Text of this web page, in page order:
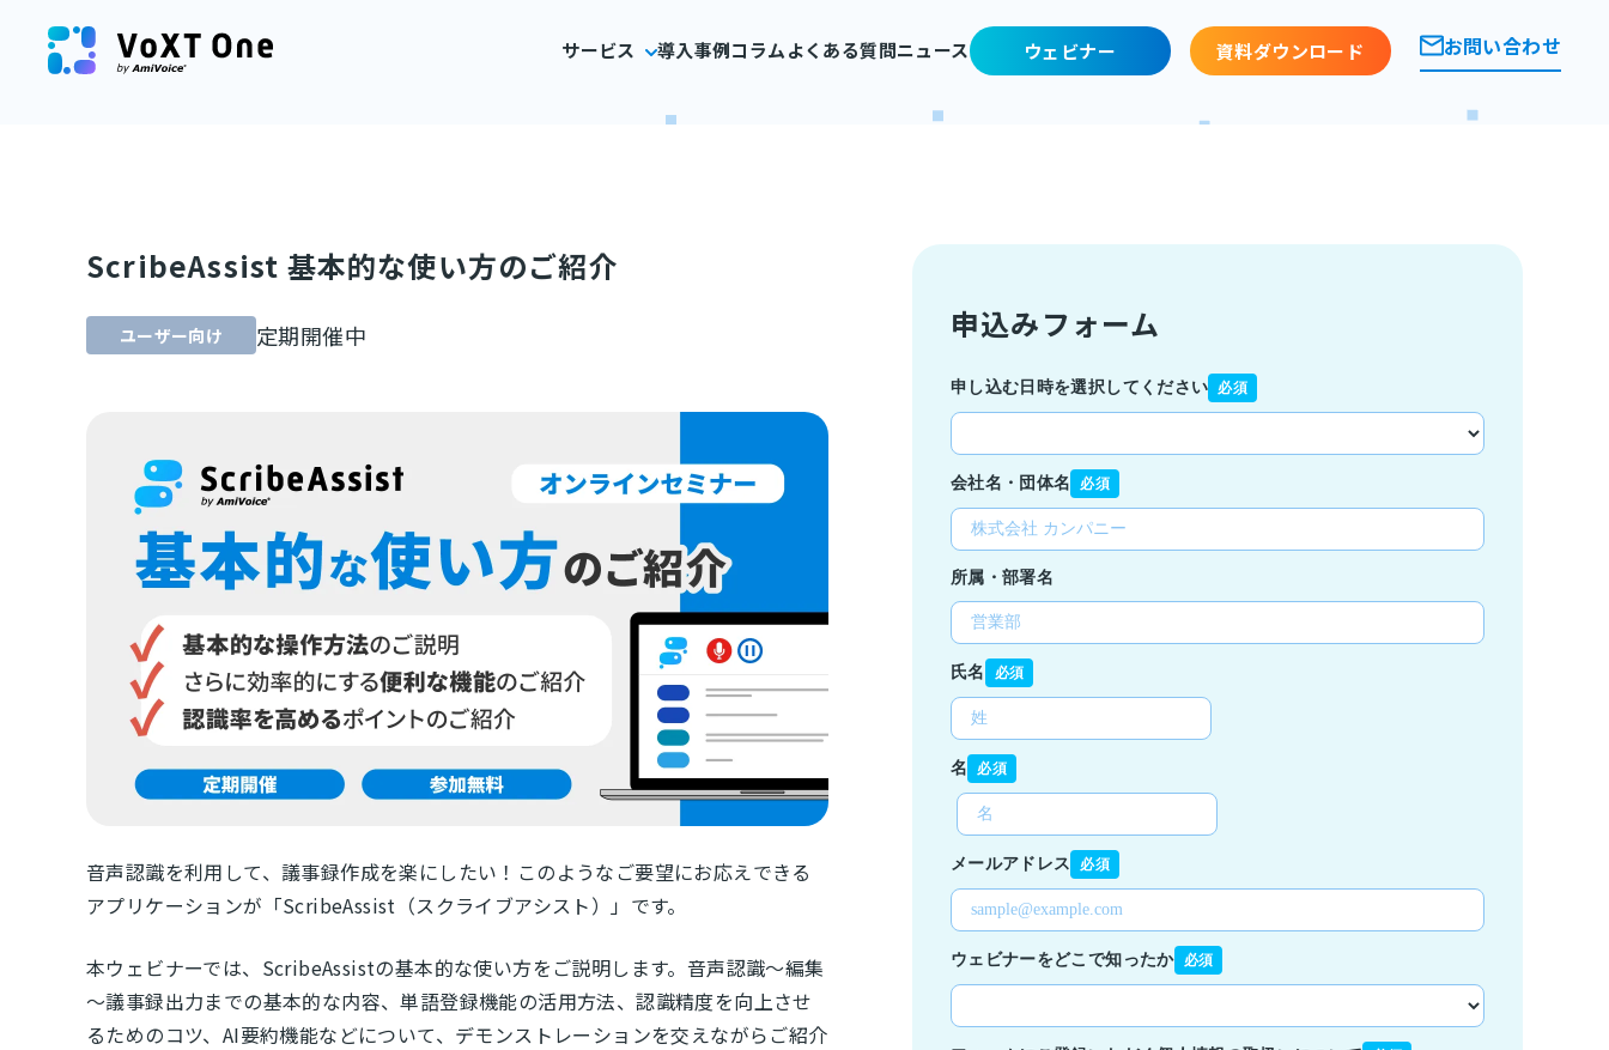
サービス 導入事例コラムよくある質問ニュース ウェビナー 資料ダウンロード お問い合わせ
ScribeAssist 基本的な使い方のご紹介
ユーザー向け 定期開催中
音声認識を利用して、議事録作成を楽にしたい！このようなご要望にお応えできる
アプリケーションが「ScribeAssist（スクライブアシスト）」です。
本ウェビナーでは、ScribeAssistの基本的な使い方をご説明します。音声認識～編集
～議事録出力までの基本的な内容、単語登録機能の活用方法、認識精度を向上させ
るためのコツ、AI要約機能などについて、デモンストレーションを交えながらご紹介
申込みフォーム